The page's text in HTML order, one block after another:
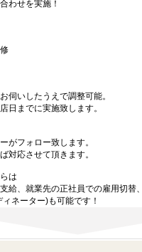
わせを実施！
伺いしたうえで調整可能。
日までに実施致します。
がフォロー致します。
対応させて頂きます。
は
給、就業先の正社員での雇用切替、
ネーター)も可能です！